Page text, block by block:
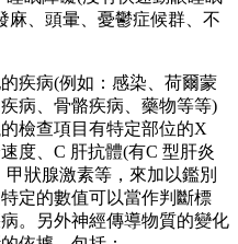
麻、頭暈、憂鬱症候群、不
疾病(例如：感染、荷爾蒙
病、骨骼疾病、藥物等等)
檢查項目有特定部位的X
度、C 肝抗體(有C 型肝炎
狀腺激素等，來加以鑑別
定的數值可以當作判斷標
。另外神經傳導物質的變化